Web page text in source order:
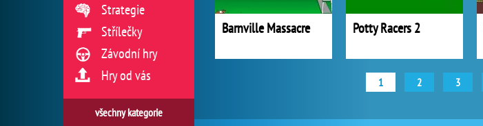
Barnville Massacre Potty Racers 2
1 2 3
Strategie
Střílečky
Závodní hry
Hry od vás
všechny kategorie